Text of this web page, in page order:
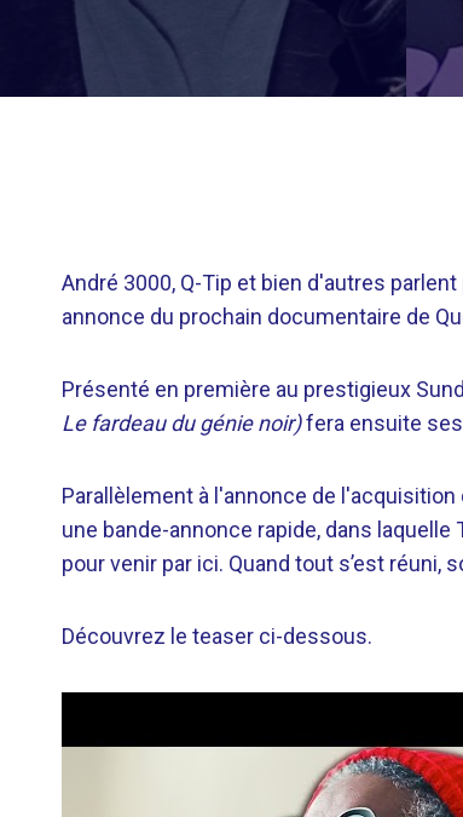
André 3000, Q-Tip et bien d'autres
annonce du prochain documentaire de
Présenté en première au prestigieux
Le fardeau du génie noir)fera ensuite ses
Parallèlement à l'annonce de
une bande-annonce rapide, dans laquelle
pour venir par ici. Quand tout s’est réuni,
Découvrez le teaser ci-dessous.